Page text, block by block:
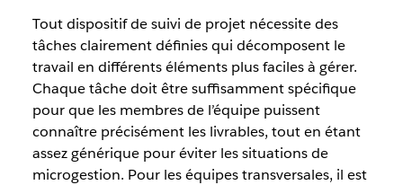
Tout dispositif de suivi de projet nécessite des
tâches clairement définies qui décomposent le
travail en différents éléments plus faciles à gérer.
Chaque tâche doit être suffisamment spécifique
pour que les membres de l’équipe puissent
connaître précisément les livrables, tout en étant
assez générique pour éviter les situations de
microgestion. Pour les équipes transversales, il est